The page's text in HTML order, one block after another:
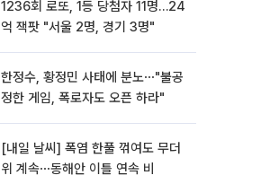
1236회 로또, 1등 당첨자 11명…24
억 잭팟 "서울 2명, 경기 3명"
한정수, 황정민 사태에 분노⋯"불공
정한 게임, 폭로자도 오픈 하라"
[내일 날씨] 폭염 한풀 꺾여도 무더
위 계속⋯동해안 이틀 연속 비